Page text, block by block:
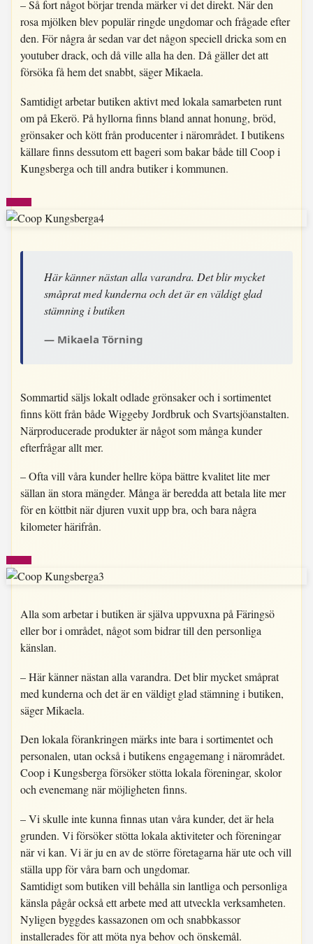
– Så fort något börjar trenda märker vi det direkt. När den
rosa mjölken blev populär ringde ungdomar och frågade efter
den. För några år sedan var det någon speciell dricka som en
youtuber drack, och då ville alla ha den. Då gäller det att
försöka få hem det snabbt, säger Mikaela.
Samtidigt arbetar butiken aktivt med lokala samarbeten runt
om på Ekerö. På hyllorna finns bland annat honung, bröd,
grönsaker och kött från producenter i närområdet. I butikens
källare finns dessutom ett bageri som bakar både till Coop i
Kungsberga och till andra butiker i kommunen.
Här känner nästan alla varandra. Det blir mycket
småprat med kunderna och det är en väldigt glad
stämning i butiken
Mikaela Törning
Sommartid säljs lokalt odlade grönsaker och i sortimentet
finns kött från både Wiggeby Jordbruk och Svartsjöanstalten.
Närproducerade produkter är något som många kunder
efterfrågar allt mer.
– Ofta vill våra kunder hellre köpa bättre kvalitet lite mer
sällan än stora mängder. Många är beredda att betala lite mer
för en köttbit när djuren vuxit upp bra, och bara några
kilometer härifrån.
Alla som arbetar i butiken är själva uppvuxna på Färingsö
eller bor i området, något som bidrar till den personliga
känslan.
– Här känner nästan alla varandra. Det blir mycket småprat
med kunderna och det är en väldigt glad stämning i butiken,
säger Mikaela.
Den lokala förankringen märks inte bara i sortimentet och
personalen, utan också i butikens engagemang i närområdet.
Coop i Kungsberga försöker stötta lokala föreningar, skolor
och evenemang när möjligheten finns.
– Vi skulle inte kunna finnas utan våra kunder, det är hela
grunden. Vi försöker stötta lokala aktiviteter och föreningar
när vi kan. Vi är ju en av de större företagarna här ute och vill
ställa upp för våra barn och ungdomar.
Samtidigt som butiken vill behålla sin lantliga och personliga
känsla pågår också ett arbete med att utveckla verksamheten.
Nyligen byggdes kassazonen om och snabbkassor
installerades för att möta nya behov och önskemål.